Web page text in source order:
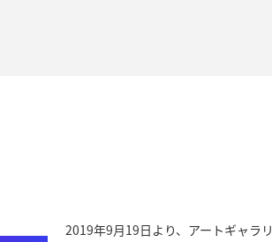
2019年9月19日より、アートギャラリ